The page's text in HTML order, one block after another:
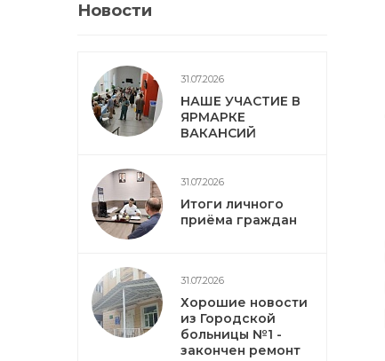
Новости
31.07.2026
НАШЕ УЧАСТИЕ В
ЯРМАРКЕ
ВАКАНСИЙ
31.07.2026
Итоги личного
приёма граждан
31.07.2026
Хорошие новости
из Городской
больницы №1 -
закончен ремонт